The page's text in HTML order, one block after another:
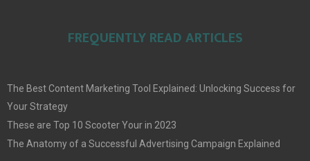
FREQUENTLY READ ARTICLES
The Best Content Marketing Tool Explained: Unlocking Success for
Your Strategy
These are Top 10 Scooter Your in 2023
The Anatomy of a Successful Advertising Campaign Explained